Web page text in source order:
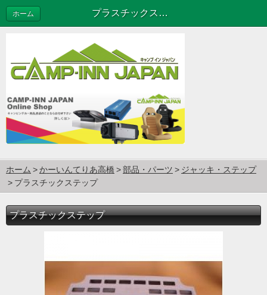
プラスチックステップ
ホーム
ホーム かーいんてりあ高橋 部品・パーツ
ジャッキ・ステップ
プラスチックステップ
プラスチックステップ